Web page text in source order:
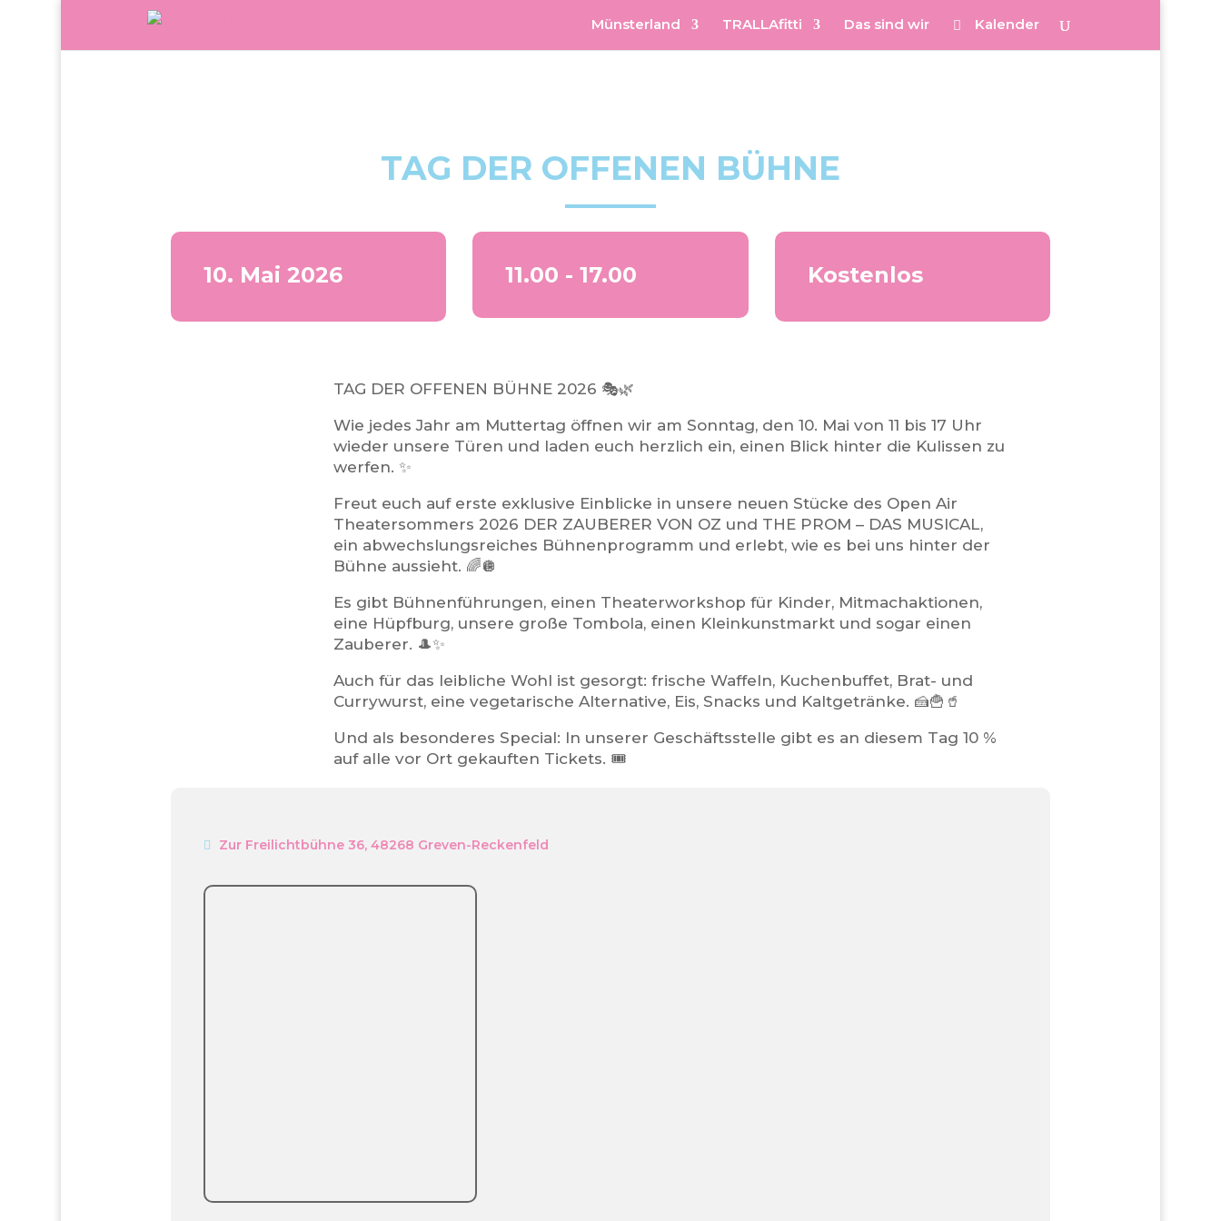
Münsterland TRALLAfitti Das sind wir Kalender
TAG DER OFFENEN BÜHNE
10. Mai 2026 11.00 - 17.00 Kostenlos
TAG DER OFFENEN BÜHNE 2026 🎭🌿
Wie jedes Jahr am Muttertag öffnen wir am Sonntag, den 10. Mai von 11 bis 17 Uhr
wieder unsere Türen und laden euch herzlich ein, einen Blick hinter die Kulissen zu
werfen. ✨
Freut euch auf erste exklusive Einblicke in unsere neuen Stücke des Open Air
Theatersommers 2026 DER ZAUBERER VON OZ und THE PROM – DAS MUSICAL,
ein abwechslungsreiches Bühnenprogramm und erlebt, wie es bei uns hinter der
Bühne aussieht. 🌈🪩
Es gibt Bühnenführungen, einen Theaterworkshop für Kinder, Mitmachaktionen,
eine Hüpfburg, unsere große Tombola, einen Kleinkunstmarkt und sogar einen
Zauberer. 🎩✨
Auch für das leibliche Wohl ist gesorgt: frische Waffeln, Kuchenbuffet, Brat- und
Currywurst, eine vegetarische Alternative, Eis, Snacks und Kaltgetränke. 🍰🍟🥤
Und als besonderes Special: In unserer Geschäftsstelle gibt es an diesem Tag 10 %
auf alle vor Ort gekauften Tickets. 🎟️
Zur Freilichtbühne 36, 48268 Greven-Reckenfeld